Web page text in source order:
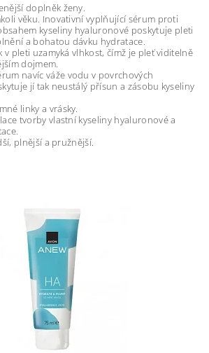
doplněk ženy.
věku. Inovativní vyplňující sérum proti
kyseliny hyaluronové poskytuje pleti
a bohatou dávku hydratace.
pleti uzamyká vlhkost, čímž je pleť viditelně
dojmem.
navíc váže vodu v povrchových
jí tak neustálý přísun a zásobu kyseliny
linky a vrásky.
tvorby vlastní kyseliny hyaluronové a
plnější a pružnější.